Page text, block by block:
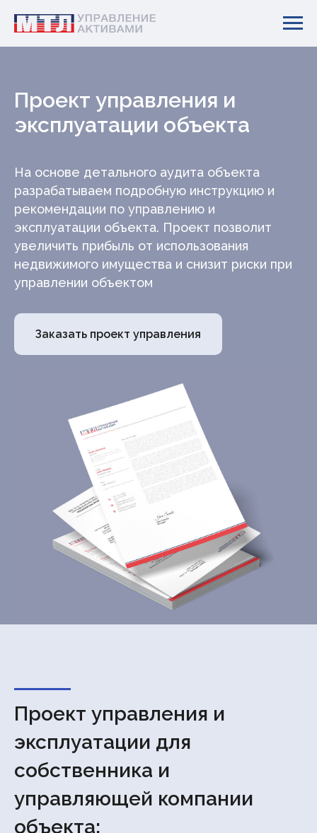
Проект управления и
эксплуатации объекта
На основе детального аудита объекта
разрабатываем подробную инструкцию и
рекомендации по управлению и
эксплуатации объекта. Проект позволит
увеличить прибыль от использования
недвижимого имущества и снизит риски при
управлении объектом
Заказать проект управления
Проект управления и
эксплуатации для
собственника и
управляющей компании
объекта: